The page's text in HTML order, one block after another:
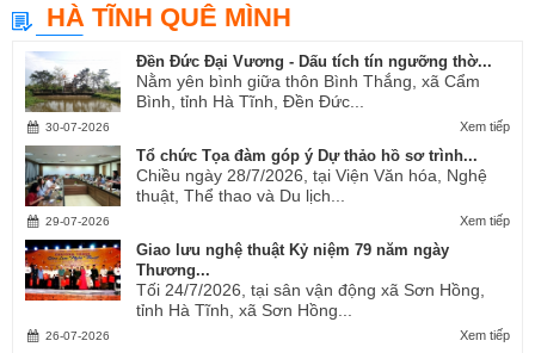
HÀ TĨNH QUÊ MÌNH
Đền Đức Đại Vương - Dấu tích tín ngưỡng thờ...
Nằm yên bình giữa thôn Bình Thắng, xã Cẩm
Bình, tỉnh Hà Tĩnh, Đền Đức...
Xem tiếp
30-07-2026
Tổ chức Tọa đàm góp ý Dự thảo hồ sơ trình...
Chiều ngày 28/7/2026, tại Viện Văn hóa, Nghệ
thuật, Thể thao và Du lịch...
Xem tiếp
29-07-2026
Giao lưu nghệ thuật Kỷ niệm 79 năm ngày
Thương...
Tối 24/7/2026, tại sân vận động xã Sơn Hồng,
tỉnh Hà Tĩnh, xã Sơn Hồng...
Xem tiếp
26-07-2026